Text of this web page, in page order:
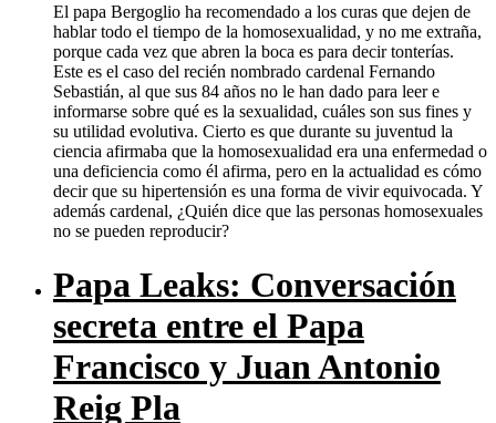
El papa Bergoglio ha recomendado a los curas que dejen de
hablar todo el tiempo de la homosexualidad, y no me extraña,
porque cada vez que abren la boca es para decir tonterías.
Este es el caso del recién nombrado cardenal Fernando
Sebastián, al que sus 84 años no le han dado para leer e
informarse sobre qué es la sexualidad, cuáles son sus fines y
su utilidad evolutiva. Cierto es que durante su juventud la
ciencia afirmaba que la homosexualidad era una enfermedad o
una deficiencia como él afirma, pero en la actualidad es cómo
decir que su hipertensión es una forma de vivir equivocada. Y
además cardenal, ¿Quién dice que las personas homosexuales
no se pueden reproducir?
Papa Leaks: Conversación
secreta entre el Papa
Francisco y Juan Antonio
Reig Pla